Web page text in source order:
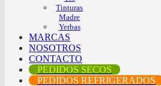
Tinturas
Madre
Yerbas
MARCAS
NOSOTROS
CONTACTO
PEDIDOS SECOS
PEDIDOS REFRIGERADOS